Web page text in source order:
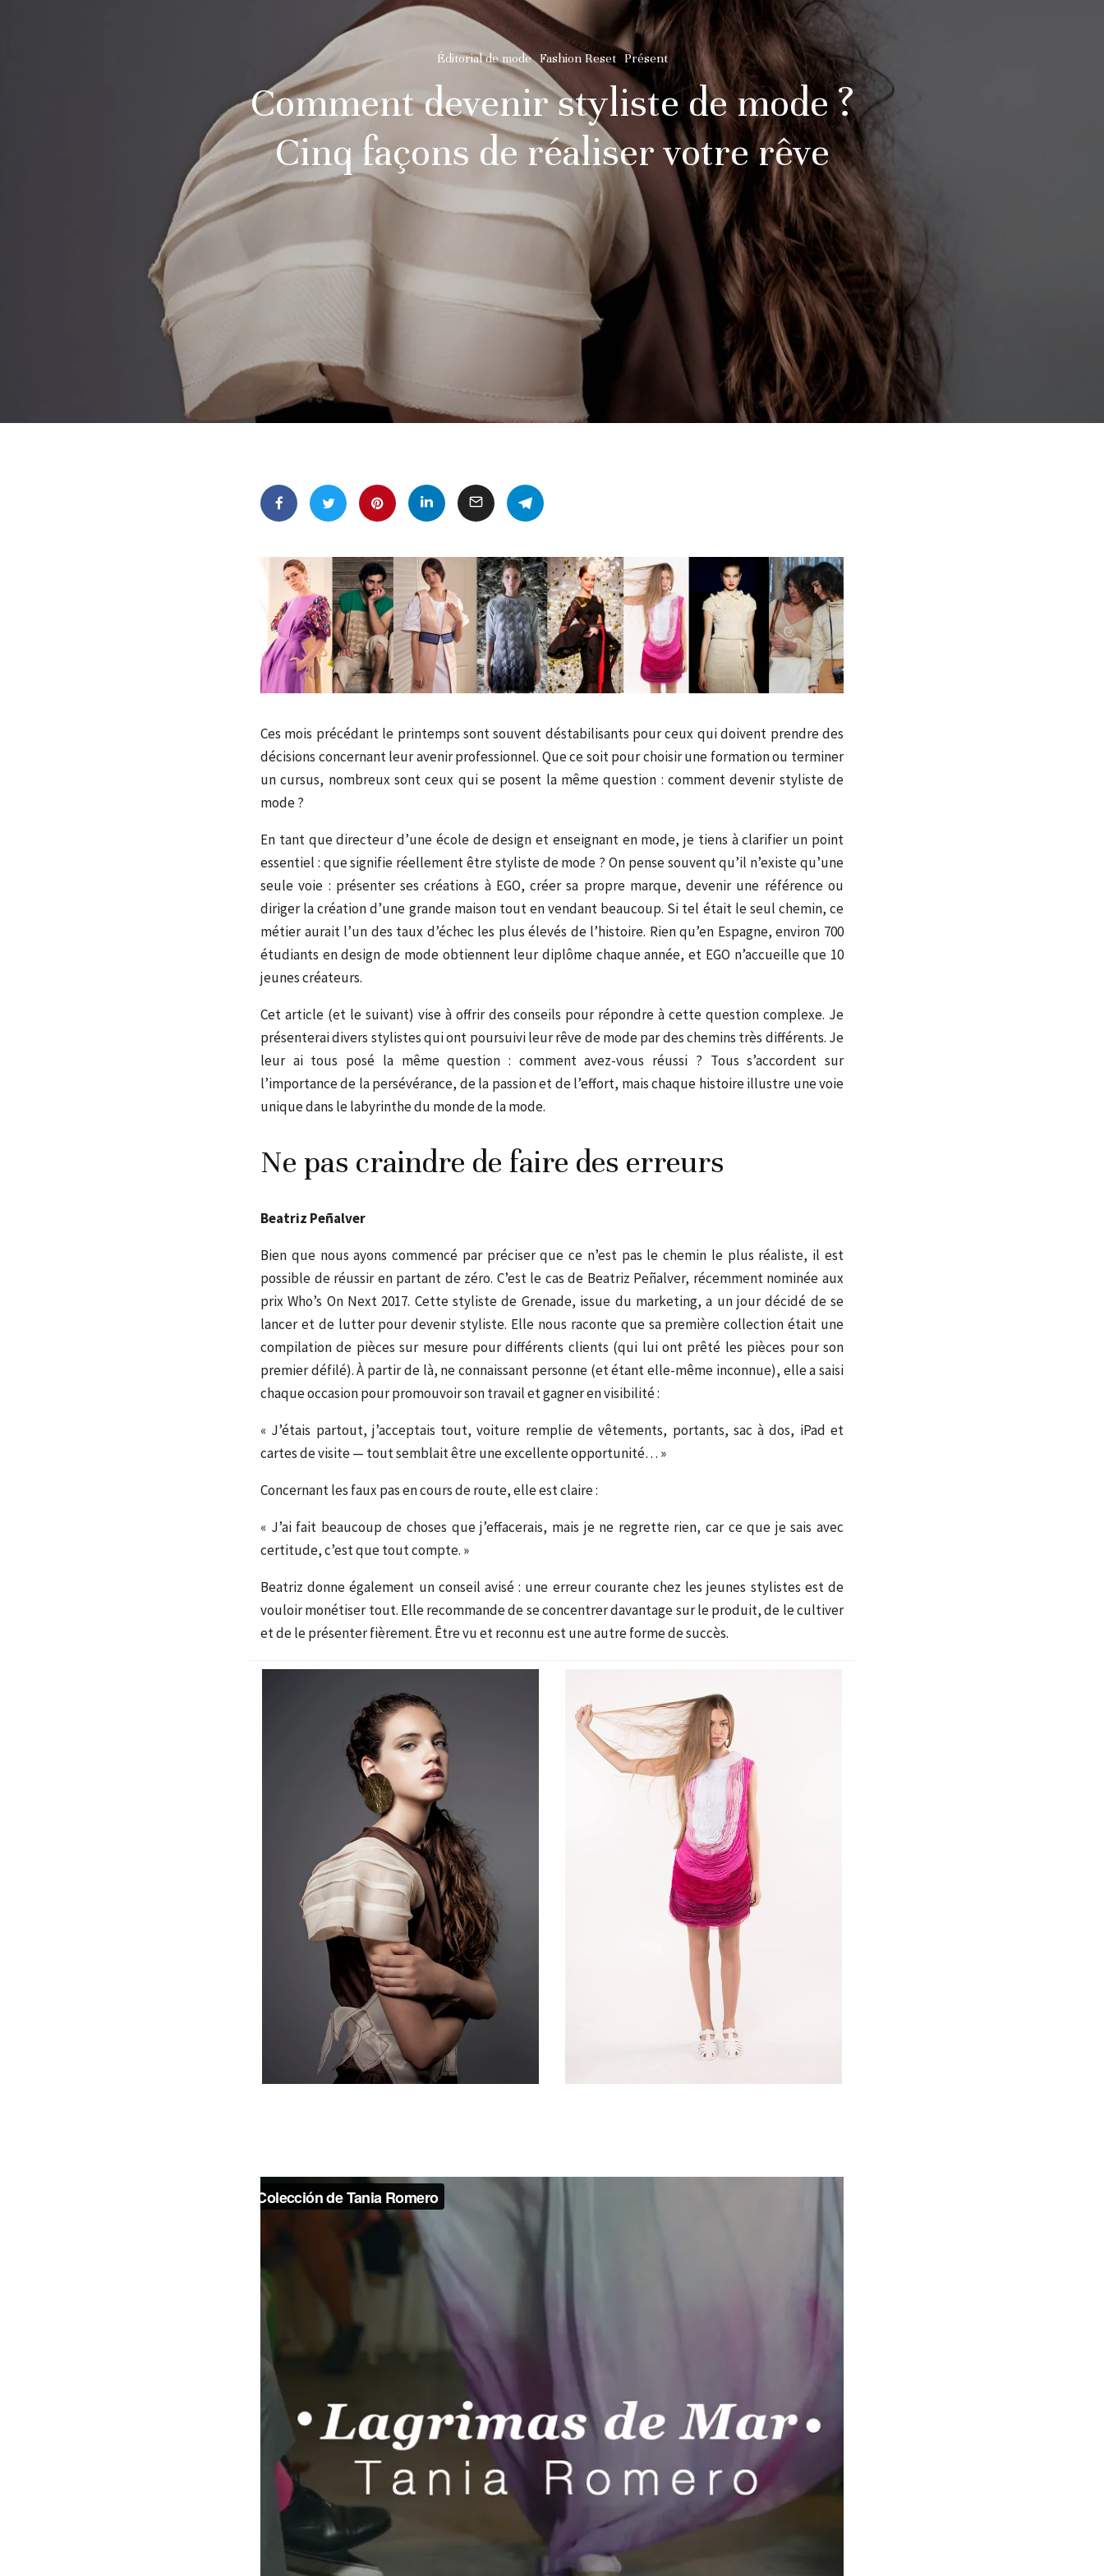
Éditorial de mode Fashion Reset Présent
Comment devenir styliste de mode ?
Cinq façons de réaliser votre rêve
Ces mois précédant le printemps sont souvent déstabilisants pour ceux qui doivent prendre des
décisions concernant leur avenir professionnel. Que ce soit pour choisir une formation ou terminer
un cursus, nombreux sont ceux qui se posent la même question : comment devenir styliste de
mode ?
En tant que directeur d’une école de design et enseignant en mode, je tiens à clarifier un point
essentiel : que signifie réellement être styliste de mode ? On pense souvent qu’il n’existe qu’une
seule voie : présenter ses créations à EGO, créer sa propre marque, devenir une référence ou
diriger la création d’une grande maison tout en vendant beaucoup. Si tel était le seul chemin, ce
métier aurait l’un des taux d’échec les plus élevés de l’histoire. Rien qu’en Espagne, environ 700
étudiants en design de mode obtiennent leur diplôme chaque année, et EGO n’accueille que 10
jeunes créateurs.
Cet article (et le suivant) vise à offrir des conseils pour répondre à cette question complexe. Je
présenterai divers stylistes qui ont poursuivi leur rêve de mode par des chemins très différents. Je
leur ai tous posé la même question : comment avez-vous réussi ? Tous s’accordent sur
l’importance de la persévérance, de la passion et de l’effort, mais chaque histoire illustre une voie
unique dans le labyrinthe du monde de la mode.
Ne pas craindre de faire des erreurs
Beatriz Peñalver
Bien que nous ayons commencé par préciser que ce n’est pas le chemin le plus réaliste, il est
possible de réussir en partant de zéro. C’est le cas de Beatriz Peñalver, récemment nominée aux
prix Who’s On Next 2017. Cette styliste de Grenade, issue du marketing, a un jour décidé de se
lancer et de lutter pour devenir styliste. Elle nous raconte que sa première collection était une
compilation de pièces sur mesure pour différents clients (qui lui ont prêté les pièces pour son
premier défilé). À partir de là, ne connaissant personne (et étant elle-même inconnue), elle a saisi
chaque occasion pour promouvoir son travail et gagner en visibilité :
« J’étais partout, j’acceptais tout, voiture remplie de vêtements, portants, sac à dos, iPad et
cartes de visite — tout semblait être une excellente opportunité… »
Concernant les faux pas en cours de route, elle est claire :
« J’ai fait beaucoup de choses que j’effacerais, mais je ne regrette rien, car ce que je sais avec
certitude, c’est que tout compte. »
Beatriz donne également un conseil avisé : une erreur courante chez les jeunes stylistes est de
vouloir monétiser tout. Elle recommande de se concentrer davantage sur le produit, de le cultiver
et de le présenter fièrement. Être vu et reconnu est une autre forme de succès.